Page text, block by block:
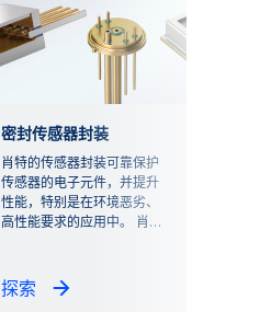
密封传感器封装
肖特的传感器封装可靠保护
传感器的电子元件，并提升
性能，特别是在环境恶劣、
高性能要求的应用中。 肖 …
探索